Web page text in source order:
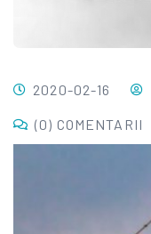
2020-02-16
(0) COMENTARII